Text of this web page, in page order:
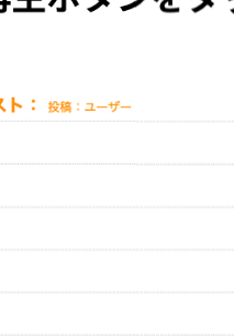
です